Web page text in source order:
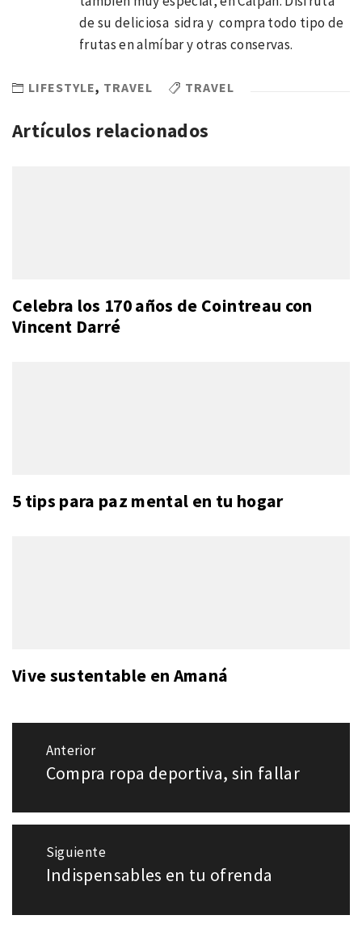
de su deliciosa sidra y compra todo tipo de
frutas en almíbar y otras conservas.
LIFESTYLE, TRAVEL TRAVEL
Artículos relacionados
Celebra los 170 años de Cointreau con
Vincent Darré
5 tips para paz mental en tu hogar
Vive sustentable en Amaná
Navegación
entradas
Anterior
Entrada
Compra ropa deportiva, sin fallar
Siguiente
Entrada
Indispensables en tu ofrenda